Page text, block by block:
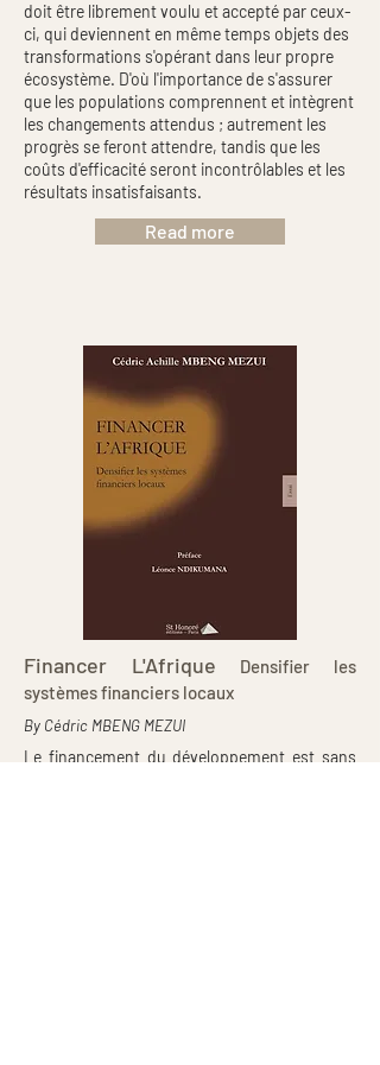
doit être librement voulu et accepté par ceux-
ci, qui deviennent en même temps objets des
transformations s'opérant dans leur propre
écosystème. D'où l'importance de s'assurer
que les populations comprennent et intègrent
les changements attendus ; autrement les
progrès se feront attendre, tandis que les
coûts d'efficacité seront incontrôlables et les
résultats insatisfaisants.
Read more
Financer L'Afrique
Densifier les
systèmes financiers locaux
By Cédric MBENG MEZUI
Le financement du développement est sans